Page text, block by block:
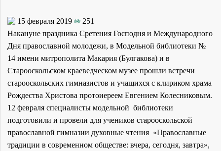
15 февраля 2019
251
Накануне праздника Сретения Господня и Международного
Дня православной молодежи, в Модельной библиотеки №
14 имени митрополита Макария (Булгакова) и в
Старооскольском краеведческом музее прошли встречи
старооскольских гимназистов и учащихся с клириком храма
Рождества Христова протоиереем Евгением Колесниковым.
12 февраля специалисты модельной библиотеки
подготовили и провели для учеников старооскольской
православной гимназии духовные чтения «Православные
традиции в современном обществе: вчера, сегодня, завтра»,